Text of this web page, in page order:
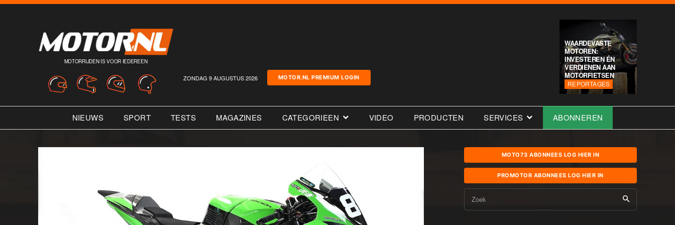
MOTORRIJDEN IS VOOR IEDEREEN
ZONDAG 9 AUGUSTUS 2026 MOTOR.NL PREMIUM LOGIN
WAARDEVASTE
MOTOREN:
INVESTEREN ÉN
VERDIENEN AAN
MOTORFIETSEN
REPORTAGES
NIEUWS SPORT TESTS MAGAZINES CATEGORIEEN VIDEO PRODUCTEN SERVICES ABONNEREN
MOTO73 ABONNEES LOG HIER IN
PROMOTOR ABONNEES LOG HIER IN
Zoek